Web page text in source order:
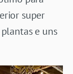
super
e uns